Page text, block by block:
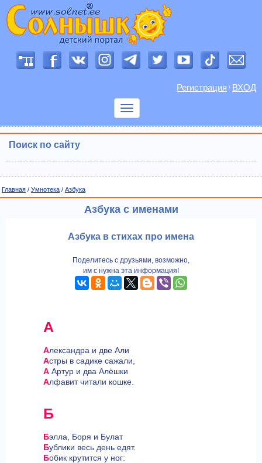
Регистрация / ВХОД
Показать
Поиск по сайту
Главная / Умнотека / Азбука
Азбука с именами
Азбука в стихах про имена
Поделитесь с друзьями, возможно,
им с нужна эта информация!
А
Александра и две Али
Астры в садике сажали,
А Артур и два Алёшки
Алфавит читали кошке.
Б
Бэлла, Боря и Булат
Бублики весь день едят.
Бобик крутится у ног: